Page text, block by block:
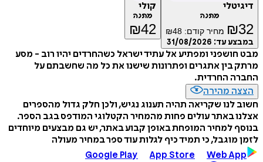
דיגיטלי
מתנה
₪32 מחיר קודם: ₪48
במבצע עד: 31/08/2026
קולי
מתנה
₪42
מבט חושפני ומפתיע אל עתיד ישראל כשהחרדים יהיו רוב - מסע
מרתק בין אתגרים ופתרונות שישנו את כל מה שחשבתם על
החברה החרדית.
הצצה מהירה
חשוב לנו שקריאה תהיה תענוג נגיש, ולכן חלק גדול מהספרים
אצלנו באתר עולים פחות מהמחיר הקטלוגי המודפס בגב הספר.
בנוסף למחיר המופחת באופן קבוע באתר, יש גם מבצעים מיוחדים
לזמן מוגבל, כי תמיד כיף לגלות עוד ספר במחיר מעולה
Google Play
App Store Web App